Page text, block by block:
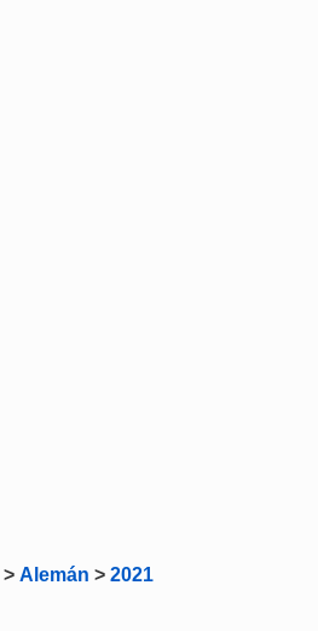
> Alemán > 2021